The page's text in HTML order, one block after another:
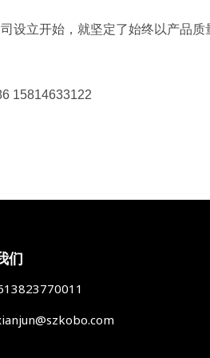
设立开始，就坚定了始终以产品质
15814633122
们